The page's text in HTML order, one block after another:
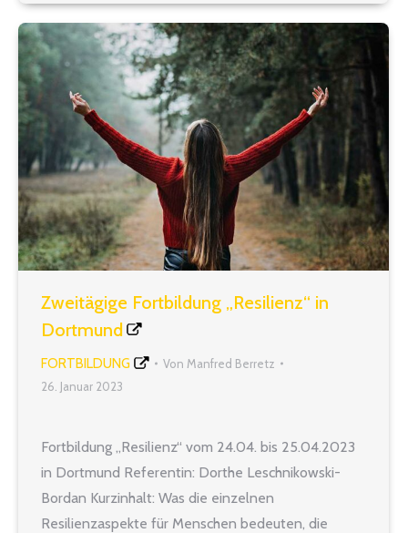
https://bit.ly/3IWzi8E Seminarthemen: Profitable
Geldanlage in unsicheren Zeiten Wissen wie
Rendite entsteht!…
Zweitägige Fortbildung „Resilienz“ in
Dortmund
FORTBILDUNG Von Manfred Berretz
26. Januar 2023
Fortbildung „Resilienz“ vom 24.04. bis 25.04.2023
in Dortmund Referentin: Dorthe Leschnikowski-
Bordan Kurzinhalt: Was die einzelnen
Resilienzaspekte für Menschen bedeuten, die